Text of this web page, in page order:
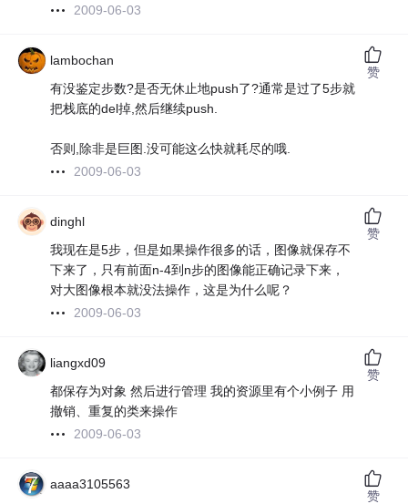
2009-06-03
lambochan
有没鉴定步数?是否无休止地push了?通常是过了5步就
把栈底的del掉,然后继续push.
否则,除非是巨图.没可能这么快就耗尽的哦.
2009-06-03
赞
dinghl
我现在是5步，但是如果操作很多的话，图像就保存不
下来了，只有前面n-4到n步的图像能正确记录下来，
对大图像根本就没法操作，这是为什么呢？
2009-06-03
赞
liangxd09
都保存为对象 然后进行管理 我的资源里有个小例子 用
撤销、重复的类来操作
2009-06-03
赞
aaaa3105563
赞